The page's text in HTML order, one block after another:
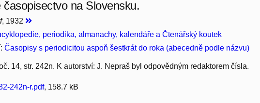
časopisectvo na Slovensku.
, 1932
periodika, almanachy, kalendáře a Čtenářský koutek
Časopisy s periodicitou aspoň šestkrát do roka (abecedně podle názvu)
14, str. 242n. K autorství: J. Nepraš byl odpovědným redaktorem čísla.
242n-r.pdf, 158.7 kB